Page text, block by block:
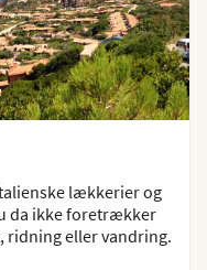
lækkerier og
da ikke foretrækker
ridning eller vandring.